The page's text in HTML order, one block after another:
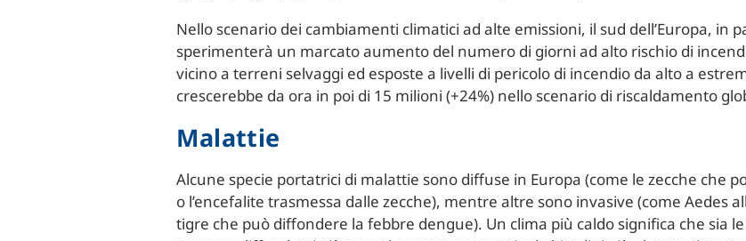
Nello scenario dei cambiamenti climatici ad alte emissioni, il sud dell’Europa, in
sperimenterà un marcato aumento del numero di giorni ad alto rischio di
vicino a terreni selvaggi ed esposte a livelli di pericolo di incendio da alto a
crescerebbe da ora in poi di 15 milioni (+24%) nello scenario di riscaldamento
Malattie
Alcune specie portatrici di malattie sono diffuse in Europa (come le zecche che
o l’encefalite trasmessa dalle zecche), mentre altre sono invasive (come Aedes
tigre che può diffondere la febbre dengue). Un clima più caldo significa che sia